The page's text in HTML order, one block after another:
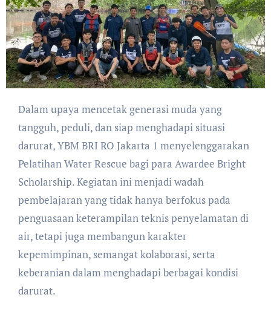
Dalam upaya mencetak generasi muda yang
tangguh, peduli, dan siap menghadapi situasi
darurat, YBM BRI RO Jakarta 1 menyelenggarakan
Pelatihan Water Rescue bagi para Awardee Bright
Scholarship. Kegiatan ini menjadi wadah
pembelajaran yang tidak hanya berfokus pada
penguasaan keterampilan teknis penyelamatan di
air, tetapi juga membangun karakter
kepemimpinan, semangat kolaborasi, serta
keberanian dalam menghadapi berbagai kondisi
darurat.